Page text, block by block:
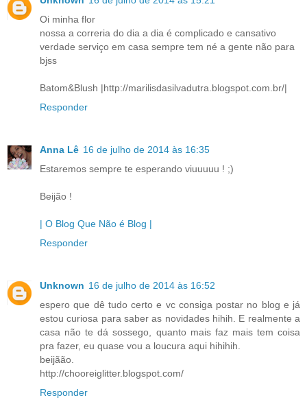
Oi minha flor
nossa a correria do dia a dia é complicado e cansativo
verdade serviço em casa sempre tem né a gente não para
bjss
Batom&Blush |http://marilisdasilvadutra.blogspot.com.br/|
Responder
Anna Lê 16 de julho de 2014 às 16:35
Estaremos sempre te esperando viuuuuu ! ;)
Beijão !
| O Blog Que Não é Blog |
Responder
Unknown 16 de julho de 2014 às 16:52
espero que dê tudo certo e vc consiga postar no blog e já
estou curiosa para saber as novidades hihih. E realmente a
casa não te dá sossego, quanto mais faz mais tem coisa
pra fazer, eu quase vou a loucura aqui hihihih.
beijãão.
http://chooreiglitter.blogspot.com/
Responder